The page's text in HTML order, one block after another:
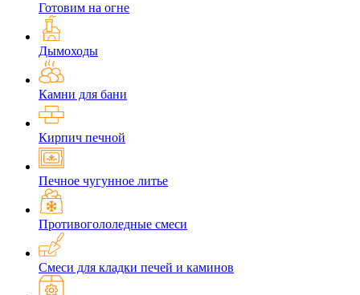
Готовим на огне
Дымоходы
Камни для бани
Кирпич печной
Печное чугунное литье
Противогололедные смеси
Смеси для кладки печей и каминов